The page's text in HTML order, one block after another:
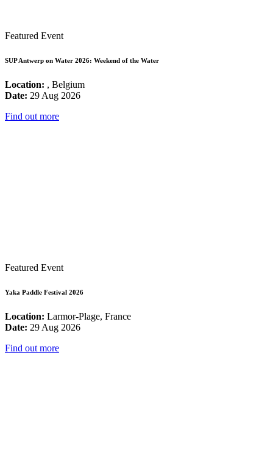
Featured Event
SUP Antwerp on Water 2026: Weekend of the Water
Location: , Belgium
Date: 29 Aug 2026
Find out more
Featured Event
Yaka Paddle Festival 2026
Location: Larmor-Plage, France
Date: 29 Aug 2026
Find out more